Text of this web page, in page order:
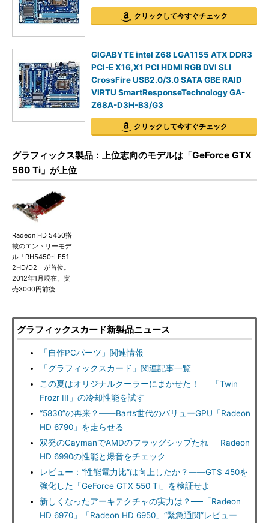
クリックして今すぐチェック
GIGABYTE intel Z68 LGA1155 ATX DDR3
PCI-E X16,X1 PCI HDMI RGB DVI SLI
CrossFire USB2.0/3.0 SATA GBE RAID
VIRTU SmartResponseTechnology GA-
Z68A-D3H-B3/G3
クリックして今すぐチェック
グラフィックス製品：上位志向のモデルは「GeForce GTX
560 Ti」が上位
Radeon HD 5450搭
載のエントリーモデ
ル「RH5450-LE51
2HD/D2」が首位。
2012年1月現在、実
売3000円前後
グラフィックスカード新製品ニュース
「自作PCパーツ」関連情報
「グラフィックスカード」関連記事一覧
この夏はオリジナルクーラーにまかせた！──「Twin
Frozr III」の冷却性能を試す
“5830”の再来？――Barts世代のバリューGPU「Radeon
HD 6790」を走らせる
双発のCaymanでAMDのフラッグシップたれ──Radeon
HD 6990の性能と爆音をチェック
レビュー：“性能電力比”は向上したか？――GTS 450を
強化した「GeForce GTX 550 Ti」を検証せよ
新しくなったアーキテクチャの実力は？──「Radeon
HD 6970」「Radeon HD 6950」“緊急通関”レビュー